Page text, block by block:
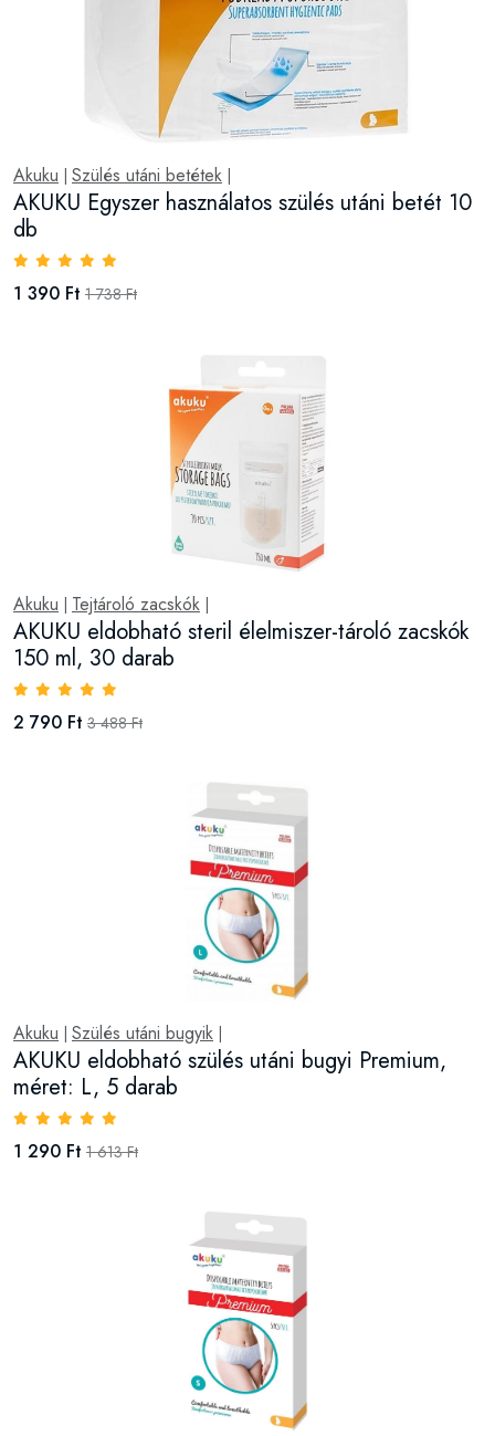
Akuku Szülés utáni betétek
AKUKU Egyszer használatos szülés utáni betét 10
db
1 390 Ft 1 738 Ft
Akuku Tejtároló zacskók
AKUKU eldobható steril élelmiszer-tároló zacskók
150 ml, 30 darab
2 790 Ft 3 488 Ft
Akuku Szülés utáni bugyik
AKUKU eldobható szülés utáni bugyi Premium,
méret: L, 5 darab
1 290 Ft 1 613 Ft